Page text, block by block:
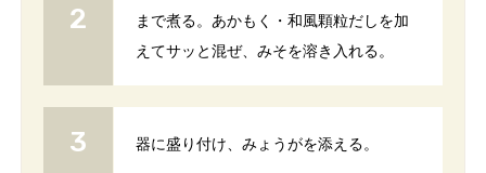
まで煮る。あかもく・和風顆粒だしを加
えてサッと混ぜ、みそを溶き入れる。
器に盛り付け、みょうがを添える。